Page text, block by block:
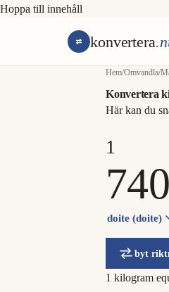
Hoppa till innehåll
konvertera
Hem/Omvandla/
Konvertera
Här kan du
doite (doite)
byt
1 kilogram